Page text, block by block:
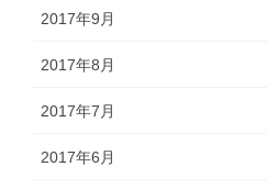
2017年9月
2017年8月
2017年7月
2017年6月